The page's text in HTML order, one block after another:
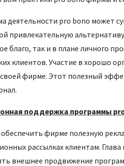
деятельности pro bono может
привлекательную
благо, так и в плане личного
клиентов. Участие в хорошо
фирме. Этот полезный
поддержка программы
фирме полезную
рассылках клиентам.
внешнее продвижение